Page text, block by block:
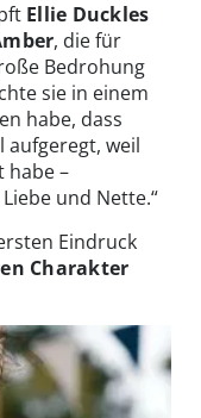
Ellie Duckles
, die für
Bedrohung
sie in einem
habe, dass
aufgeregt, weil
habe –
und Nette.“
Eindruck
Charakter